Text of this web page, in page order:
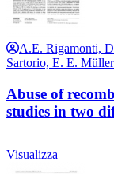
A.E. Rigamonti,
Sartorio, E. E.
Abuse of
studies in two
Visualizza